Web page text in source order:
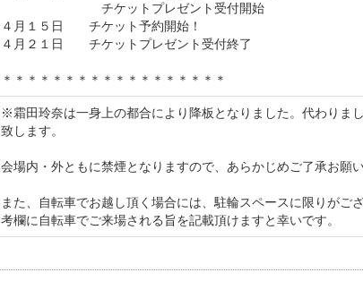
チケットプレゼント受付開始
４月１５日 チケット予約開始！
４月２１日 チケットプレゼント受付終了
＊＊＊＊＊＊＊＊＊＊＊＊＊＊＊＊＊＊
※霜田玲奈は一身上の都合により降板となりました。代わりま
致します。
会場内・外ともに禁煙となりますので、あらかじめご了承お願い
また、自転車でお越し頂く場合には、駐輪スペースに限りがご
考欄に自転車でご来場される旨を記載頂けますと幸いです。